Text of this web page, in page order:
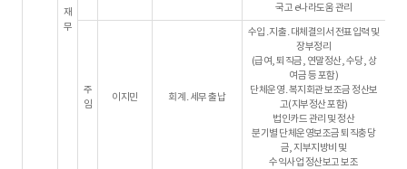
재
무
국고 e나라도움 관리
주
임
이지민 회계․세무 출납
수입․지출․대체결의서 전표입력 및
장부정리
(급여, 퇴직금, 연말정산, 수당, 상
여금 등 포함)
단체운영․복지회관 보조금 정산보
고(지부정산 포함)
법인카드 관리 및 정산
분기별 단체운영보조금 퇴직충당
금, 지부지방비 및
수익사업 정산보고 보조